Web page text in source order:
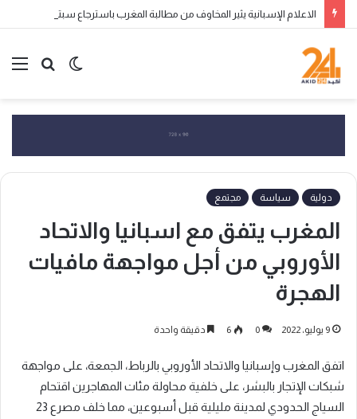
بحث
الوضع
دولية سياسة مجتمع
المغرب يتفق مع اسبانيا والاتحاد
الأوروبي من أجل مواجهة مافيات
الهجرة
9 يوليو، 2022 0
6 دقيقة واحدة
اتفق المغرب وإسبانيا والاتحاد الأوروبي بالرباط، الجمعة، على مواجهة
شبكات الإتجار بالبشر، على خلفية محاولة مئات المهاجرين اقتحام
السياج الحدودي لمدينة مليلية قبل أسبوعين، مما خلف مصرع 23